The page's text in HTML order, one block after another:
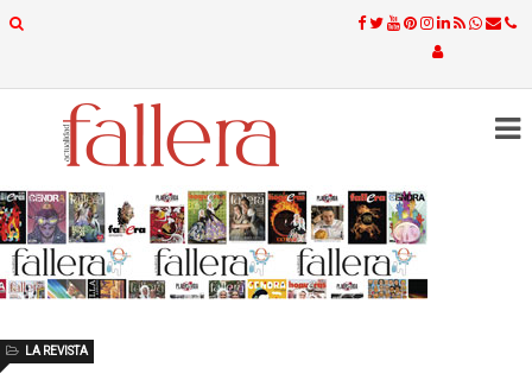
LA REVISTA